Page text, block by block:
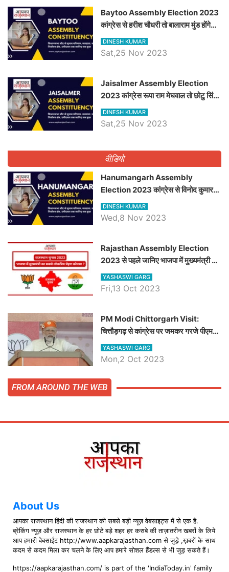
Baytoo Assembly Election 2023
कांग्रेस से हरीश चौधरी तो बालाराम मुंड होंगे
भाजपा उम्मीदवार, जानिये बायतू विधानसभा
सीट के ताजा समीकरण
DINESH KUMAR
Sat,25 Nov 2023
​​​​​​​Jaisalmer Assembly Election
2023 कांग्रेस रूपा राम मेघवाल तो छोटु सिंह
भाटी होंगे भाजपा उम्मीदवार, जानिये जैसलमेर
विधानसभा सीट के ताजा समीकरण
DINESH KUMAR
Sat,25 Nov 2023
वीडियो
Hanumangarh Assembly
Election 2023 कांग्रेस से विनोद कुमार
चौधरी तो अमित चौधरी होंगे भाजपा उम्मीदवार,
जानिये हनुमानगढ़ विधानसभा सीट के ताजा
DINESH KUMAR
Wed,8 Nov 2023
Rajasthan Assembly Election
2023 से पहले जानिए भाजपा में मुख्यमंत्री का
सबसे लोकप्रिय चेहरा कौनसा ?
YASHASWI GARG
Fri,13 Oct 2023
PM Modi Chittorgarh Visit:
चित्तौड़गढ़ से कांग्रेस पर जमकर गरजे पीएम
मोदी, जाने प्रधानमंत्री के भाषण की बड़ी
बातें, देखें वीडियो
YASHASWI GARG
Mon,2 Oct 2023
FROM AROUND THE WEB
About Us
आपका राजस्थान हिंदी की राजस्थान की सबसे बड़ी न्यूज़ वेबसाइट्स में से एक है.
ब्रेकिंग न्यूज़ और राजस्थान के हर छोटे बड़े शहर हर कसबे की ताज़ातरीन खबरों के लिये
आप हमारी वेबसाईट http://www.aapkarajasthan.com से जुड़े ,ख़बरों के साथ
कदम से कदम मिला कर चलने के लिए आप हमारे सोशल हैंडल्स से भी जुड़ सकते हैं।
https://aapkarajasthan.com/ is part of the 'IndiaToday.in' family